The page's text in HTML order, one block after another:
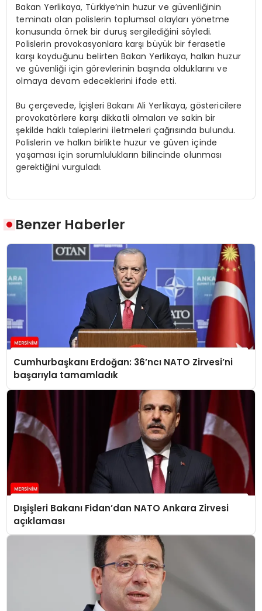
Bakan Yerlikaya, Türkiye’nin huzur ve güvenliğinin
teminatı olan polislerin toplumsal olayları yönetme
konusunda örnek bir duruş sergilediğini söyledi.
Polislerin provokasyonlara karşı büyük bir ferasetle
karşı koyduğunu belirten Bakan Yerlikaya, halkın huzur
ve güvenliği için görevlerinin başında olduklarını ve
olmaya devam edeceklerini ifade etti.
Bu çerçevede, İçişleri Bakanı Ali Yerlikaya, göstericilere
provokatörlere karşı dikkatli olmaları ve sakin bir
şekilde haklı taleplerini iletmeleri çağrısında bulundu.
Polislerin ve halkın birlikte huzur ve güven içinde
yaşaması için sorumlulukların bilincinde olunması
gerektiğini vurguladı.
Benzer Haberler
Cumhurbaşkanı Erdoğan: 36’ncı NATO Zirvesi’ni
başarıyla tamamladık
Dışişleri Bakanı Fidan’dan NATO Ankara Zirvesi
açıklaması